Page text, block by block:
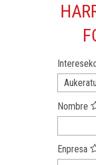
Nombre
Enpresa